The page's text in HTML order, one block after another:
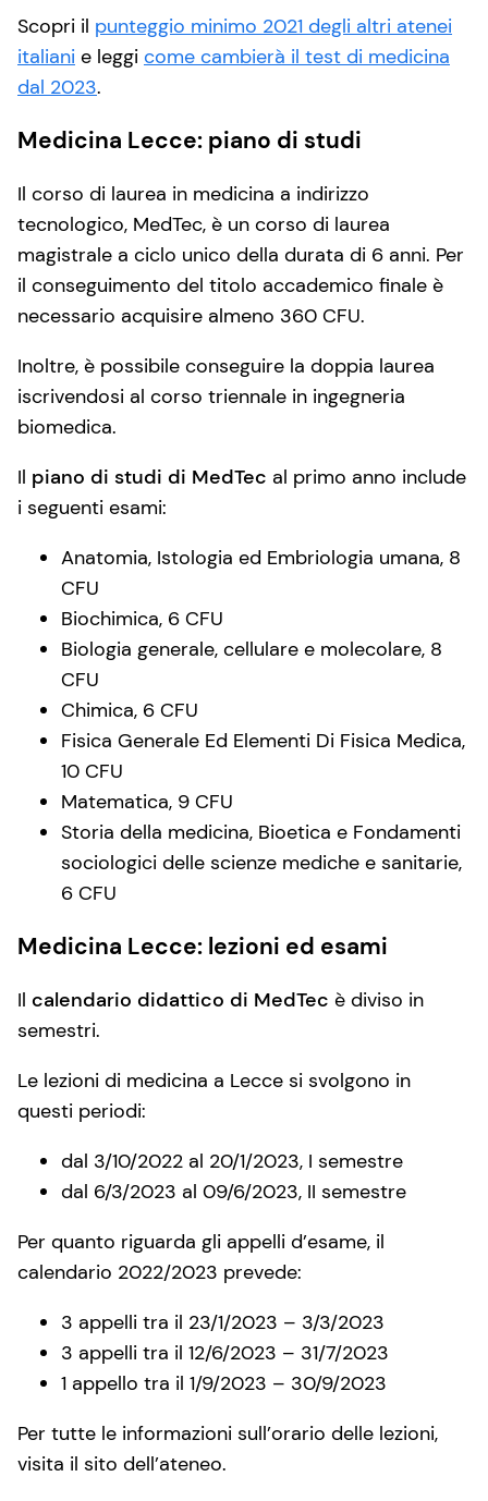
Scopri il punteggio minimo 2021 degli altri atenei
italiani e leggi come cambierà il test di medicina
dal 2023.
Medicina Lecce: piano di studi
Il corso di laurea in medicina a indirizzo
tecnologico, MedTec, è un corso di laurea
magistrale a ciclo unico della durata di 6 anni. Per
il conseguimento del titolo accademico finale è
necessario acquisire almeno 360 CFU.
Inoltre, è possibile conseguire la doppia laurea
iscrivendosi al corso triennale in ingegneria
biomedica.
Il piano di studi di MedTec al primo anno include
i seguenti esami:
Anatomia, Istologia ed Embriologia umana, 8
CFU
Biochimica, 6 CFU
Biologia generale, cellulare e molecolare, 8
CFU
Chimica, 6 CFU
Fisica Generale Ed Elementi Di Fisica Medica,
10 CFU
Matematica, 9 CFU
Storia della medicina, Bioetica e Fondamenti
sociologici delle scienze mediche e sanitarie,
6 CFU
Medicina Lecce: lezioni ed esami
Il calendario didattico di MedTec è diviso in
semestri.
Le lezioni di medicina a Lecce si svolgono in
questi periodi:
dal 3/10/2022 al 20/1/2023, I semestre
dal 6/3/2023 al 09/6/2023, II semestre
Per quanto riguarda gli appelli d’esame, il
calendario 2022/2023 prevede:
3 appelli tra il 23/1/2023 – 3/3/2023
3 appelli tra il 12/6/2023 – 31/7/2023
1 appello tra il 1/9/2023 – 30/9/2023
Per tutte le informazioni sull’orario delle lezioni,
visita il sito dell’ateneo.